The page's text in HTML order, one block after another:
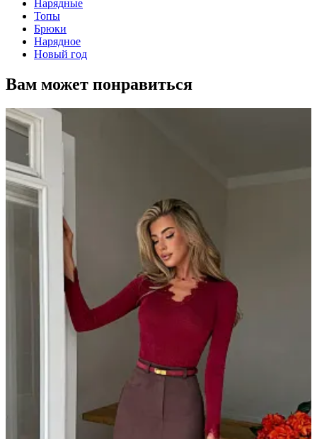
Нарядные
Топы
Брюки
Нарядное
Новый год
Вам может понравиться